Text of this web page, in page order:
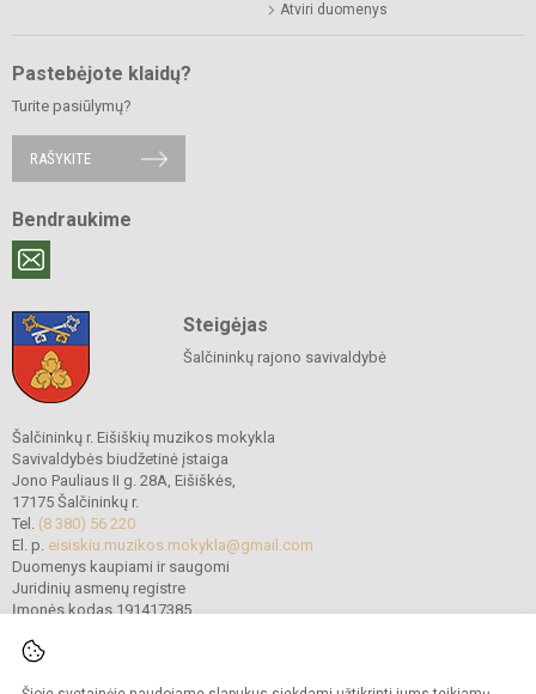
Atviri duomenys
Pastebėjote klaidų?
Turite pasiūlymų?
RAŠYKITE
Bendraukime
Steigėjas
Šalčininkų rajono savivaldybė
Šalčininkų r. Eišiškių muzikos mokykla
Savivaldybės biudžetinė įstaiga
Jono Pauliaus II g. 28A, Eišiškės,
17175 Šalčininkų r.
Tel. (8 380) 56 220
El. p. eisiskiu.muzikos.mokykla@gmail.com
Duomenys kaupiami ir saugomi
Juridinių asmenų registre
Įmonės kodas 191417385